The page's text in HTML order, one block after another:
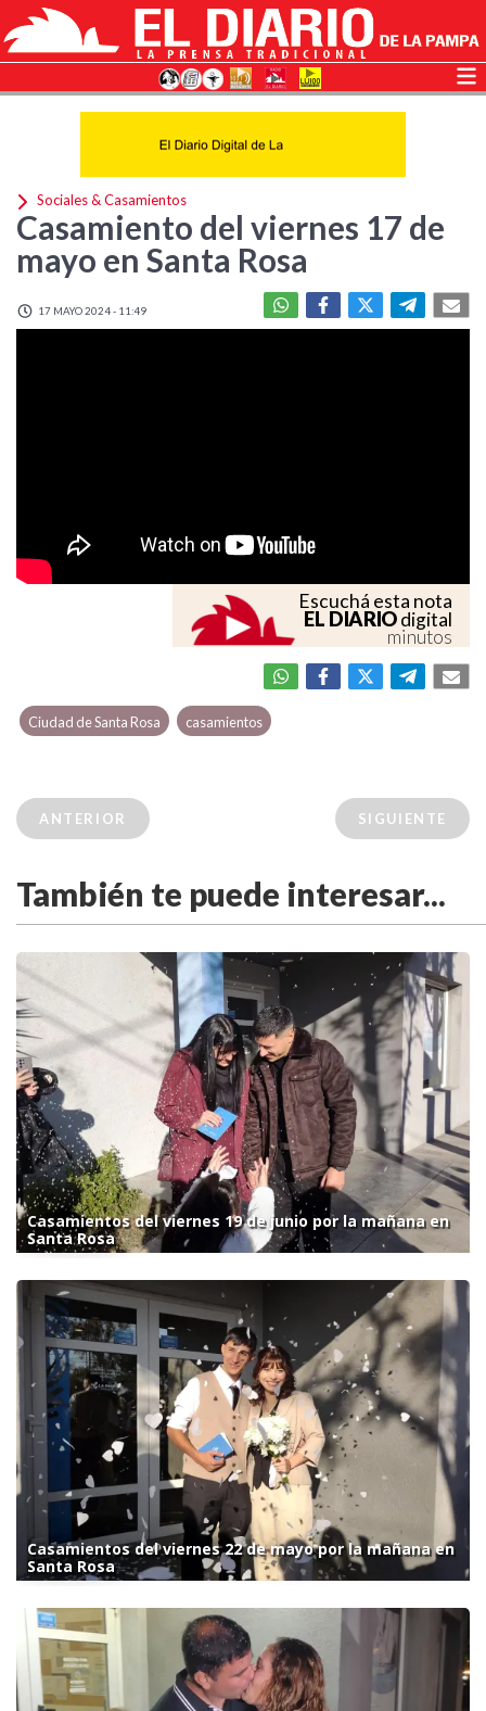
Sociales & Casamientos
Casamiento del viernes 17 de
mayo en Santa Rosa
17 MAYO 2024 - 11:49
Escuchá esta nota
EL DIARIOdigital
minutos
Ciudad de Santa Rosa casamientos
ANTERIOR SIGUIENTE
También te puede interesar...
Casamientos del viernes 19 de junio por la mañana en
Santa Rosa
Casamientos del viernes 22 de mayo por la mañana en
Santa Rosa